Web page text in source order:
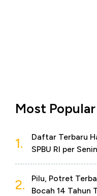
Most Popular
1.
Daftar Terbaru
SPBU RI per
2.
Pilu, Potret
Bocah 14 Tahun